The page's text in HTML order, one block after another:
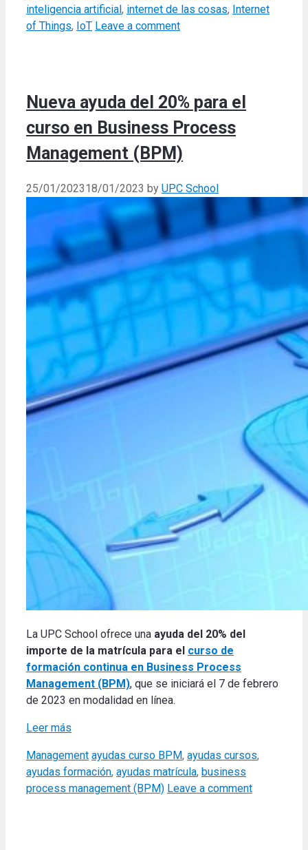
inteligencia artificial, internet de las cosas, Internet
of Things, IoT Leave a comment
Nueva ayuda del 20% para el
curso en Business Process
Management (BPM)
25/01/202318/01/2023 by UPC School
La UPC School ofrece una ayuda del 20% del
importe de la matrícula para el curso de
formación continua en Business Process
Management (BPM), que se iniciará el 7 de febrero
de 2023 en modalidad en línea.
Leer más
Categories
Management Tags
ayudas curso BPM, ayudas cursos,
ayudas formación, ayudas matrícula, business
process management (BPM) Leave a comment